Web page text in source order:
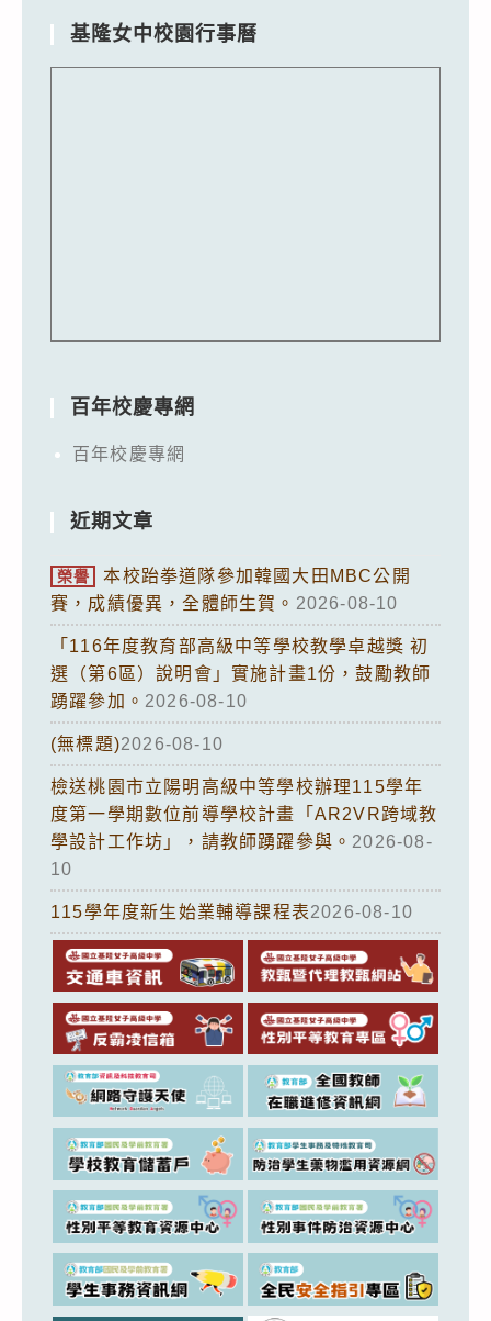
基隆女中校園行事曆
百年校慶專網
百年校慶專網
近期文章
榮譽
本校跆拳道隊參加韓國大田MBC公開
賽，成績優異，全體師生賀。 2026-08-10
「116年度教育部高級中等學校教學卓越獎 初
選（第6區）說明會」實施計畫1份，鼓勵教師
踴躍參加。 2026-08-10
(無標題)2026-08-10
檢送桃園市立陽明高級中等學校辦理115學年
度第一學期數位前導學校計畫「AR2VR跨域教
學設計工作坊」，請教師踴躍參與。 2026-08-
10
115學年度新生始業輔導課程表2026-08-10